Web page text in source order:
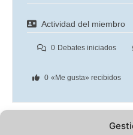
Actividad del miembro
0 Debates iniciados
0 «Me gusta» recibidos